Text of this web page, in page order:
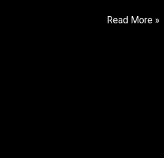
Read More »